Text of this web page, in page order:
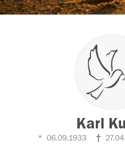
Karl
06.09.1933